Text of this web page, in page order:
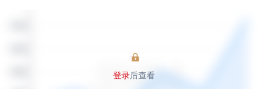
登录后查看